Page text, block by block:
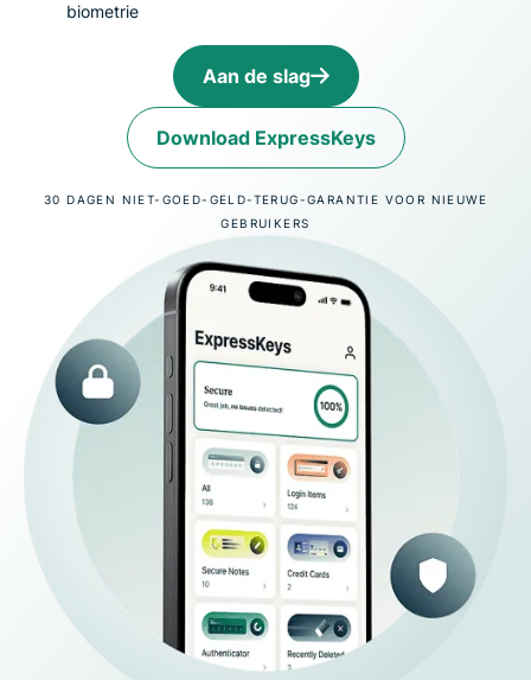
biometrie
Aan de slag
Download ExpressKeys
30 DAGEN NIET-GOED-GELD-TERUG-GARANTIE VOOR NIEUWE
GEBRUIKERS